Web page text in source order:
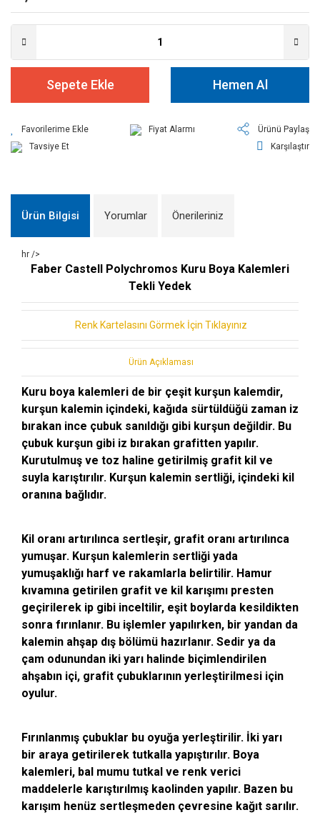
Sepete Ekle Hemen Al
Fiyat Alarmı
Ürünü Paylaş
Tavsiye Et
Karşılaştır
Ürün Bilgisi Yorumlar Önerileriniz
hr />
Faber Castell Polychromos Kuru Boya Kalemleri
Tekli Yedek
Renk Kartelasını Görmek İçin Tıklayınız
Ürün Açıklaması
Kuru boya kalemleri de bir çeşit kurşun kalemdir,
kurşun kalemin içindeki, kağıda sürtüldüğü zaman iz
bırakan ince çubuk sanıldığı gibi kurşun değildir. Bu
çubuk kurşun gibi iz bırakan grafitten yapılır.
Kurutulmuş ve toz haline getirilmiş grafit kil ve
suyla karıştırılır. Kurşun kalemin sertliği, içindeki kil
oranına bağlıdır.
Kil oranı artırılınca sertleşir, grafit oranı artırılınca
yumuşar. Kurşun kalemlerin sertliği yada
yumuşaklığı harf ve rakamlarla belirtilir. Hamur
kıvamına getirilen grafit ve kil karışımı presten
geçirilerek ip gibi inceltilir, eşit boylarda kesildikten
sonra fırınlanır. Bu işlemler yapılırken, bir yandan da
kalemin ahşap dış bölümü hazırlanır. Sedir ya da
çam odunundan iki yarı halinde biçimlendirilen
ahşabın içi, grafit çubuklarının yerleştirilmesi için
oyulur.
Fırınlanmış çubuklar bu oyuğa yerleştirilir. İki yarı
bir araya getirilerek tutkalla yapıştırılır. Boya
kalemleri, bal mumu tutkal ve renk verici
maddelerle karıştırılmış kaolinden yapılır. Bazen bu
karışım henüz sertleşmeden çevresine kağıt sarılır.